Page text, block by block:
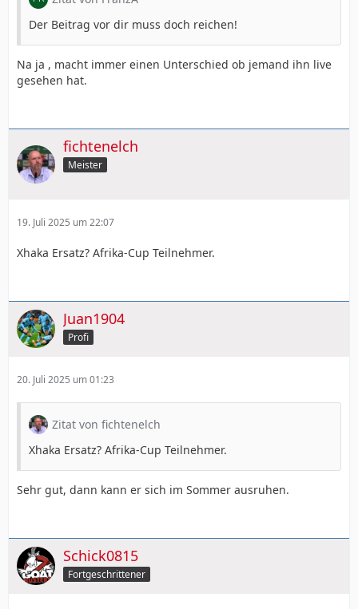
Der Beitrag vor dir muss doch reichen!
Na ja , macht immer einen Unterschied ob jemand ihn live
gesehen hat.
fichtenelch
Meister
19. Juli 2025 um 22:07
Xhaka Ersatz? Afrika-Cup Teilnehmer.
Juan1904
Profi
20. Juli 2025 um 01:23
Zitat von fichtenelch
Xhaka Ersatz? Afrika-Cup Teilnehmer.
Sehr gut, dann kann er sich im Sommer ausruhen.
Schick0815
Fortgeschrittener